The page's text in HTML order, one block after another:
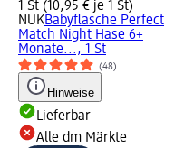
1 St (10,95 € je 1 St)
NUKBabyflasche Perfect
Match Night Hase 6+
Monate..., 1 St
(48)
Hinweise
Lieferbar
Alle dm Märkte